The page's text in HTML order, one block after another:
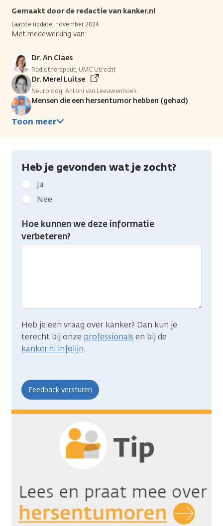
Gemaakt door de redactie van kanker.nl
Laatste update: november 2024
Met medewerking van:
Dr. An Claes
Radiotherapeut, UMC Utrecht
Dr. Merel Luitse
Neuroloog, Antoni van Leeuwenhoek
Mensen die een hersentumor hebben (gehad)
Toon meer
Heb je gevonden wat je zocht?
Geef
kanker.nl
feedback:
Heb
gevonden
Ja
Nee
Hoe kunnen we deze informatie
verbeteren?
Heb je een vraag over kanker? Dan kun je
terecht bij onze professionals en bij de
kanker.nl infolijn.